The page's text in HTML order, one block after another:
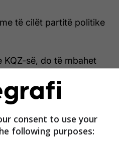
të cilët partitë politike
KQZ-së, do të mbahet
të ditës janë çështje
e subjekteve
si dhe të miratojë
jashtë Kosovës.
consent to use your
following purposes: